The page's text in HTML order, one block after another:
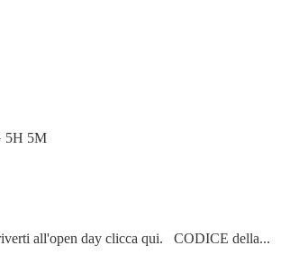
5H 5M
all'open day clicca qui. CODICE della...